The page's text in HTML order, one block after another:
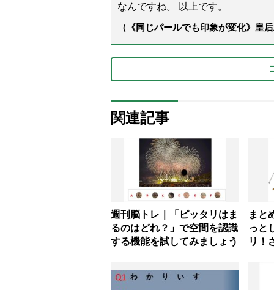
なんですね。 以上です。
（《同じパールでも印象が変化》皇
関連記事
週刊脳トレ｜「ピッタリはま
るのはどれ？」で空間を認識
する機能を試してみましょう
まと
っと
リ！